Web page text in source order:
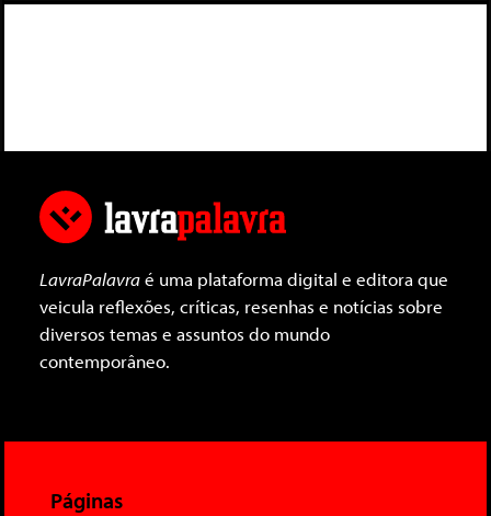
LavraPalavraé uma plataforma digital e editora que
veicula reflexões, críticas, resenhas e notícias sobre
diversos temas e assuntos do mundo
contemporâneo.
Páginas